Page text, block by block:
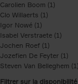
Carolien Boom (1)
Clo Willaerts (1)
Igor Nowé (1)
Isabel Verstraete (1)
Jochen Roef (1)
Jozefien De Feyter (1)
Steven Van Belleghem (1)
Filtrer sur la disponibilité